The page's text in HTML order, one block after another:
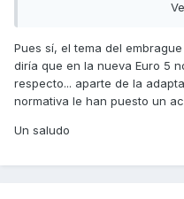
las últimas ( 2.020 o así )
Lo que comentas del
patinar el embrague pero
siembre sobre medio litro
comprobado cada vez que
súmale 0,5l al marcador
Pues sí, el tema del
diría que en la nueva Euro 5
respecto... aparte de la
normativa le han puesto un
Un saludo